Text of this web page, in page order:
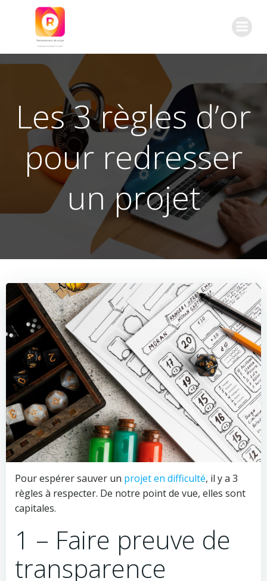
Les 3 règles d’or
pour redresser
un projet
Pour espérer sauver un projet en difficulté, il y a 3
règles à respecter. De notre point de vue, elles sont
capitales.
1 – Faire preuve de
transparence